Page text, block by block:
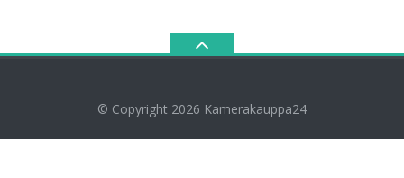
© Copyright 2026 Kamerakauppa24